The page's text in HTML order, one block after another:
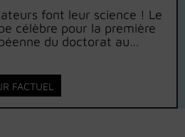
font leur science ! Le
célèbre pour la première
du doctorat au
acteurs clés de
de nos
de Lorraine, cette
FACTUEL